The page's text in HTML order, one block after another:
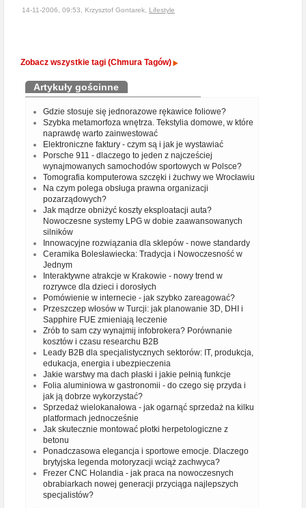
14-11-2006, 09:53, Krzysztof Gontarek, Lifestyle
Zobacz wszystkie tagi (Chmura Tagów)
Artykuły gościnne
Gdzie stosuje się jednorazowe rękawice foliowe?
Szybka metamorfoza wnętrza. Tekstylia domowe, w które
naprawdę warto zainwestować
Elektroniczne faktury - czym są i jak je wystawiać
Porsche 911 - dlaczego to jeden z najcześciej
wynajmowanych samochodów sportowych w Polsce?
Tomografia komputerowa szczęki i żuchwy we Wrocławiu
Na czym polega obsługa prawna organizacji
pozarządowych?
Jak mądrze obniżyć koszty eksploatacji auta?
Nowoczesne systemy LPG w dobie zaawansowanych
silników
Innowacyjne rozwiązania dla sklepów - nowe standardy
Ceramika Bolesławiecka: Tradycja i Nowoczesność w
Jednym
Interaktywne atrakcje w Krakowie - nowy trend w
rozrywce dla dzieci i dorosłych
Pomówienie w internecie - jak szybko zareagować?
Przeszczep włosów w Turcji: jak planowanie 3D, DHI i
Sapphire FUE zmieniają leczenie
Zrób to sam czy wynajmij infobrokera? Porównanie
kosztów i czasu researchu B2B
Leady B2B dla specjalistycznych sektorów: IT, produkcja,
edukacja, energia i ubezpieczenia
Jakie warstwy ma dach płaski i jakie pełnią funkcje
Folia aluminiowa w gastronomii - do czego się przyda i
jak ją dobrze wykorzystać?
Sprzedaż wielokanałowa - jak ogarnąć sprzedaż na kilku
platformach jednocześnie
Jak skutecznie montować płotki herpetologiczne z
betonu
Ponadczasowa elegancja i sportowe emocje. Dlaczego
brytyjska legenda motoryzacji wciąż zachwyca?
Frezer CNC Holandia - jak praca na nowoczesnych
obrabiarkach nowej generacji przyciąga najlepszych
specjalistów?